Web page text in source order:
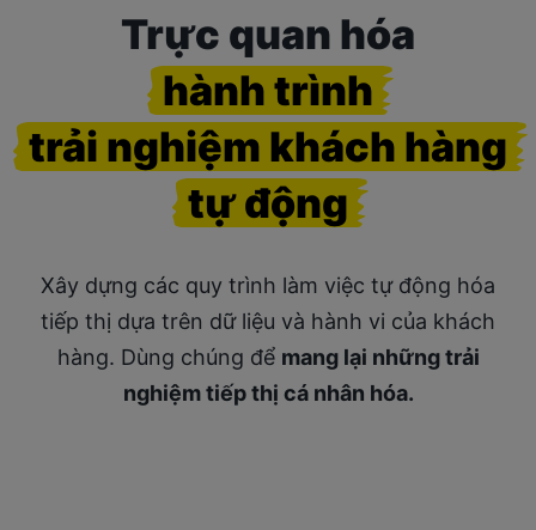
Trực quan hóa
hành trình
trải nghiệm khách hàng
tự động
Xây dựng các quy trình làm việc tự động hóa
tiếp thị dựa trên dữ liệu và hành vi của khách
hàng. Dùng chúng để mang lại những trải
nghiệm tiếp thị cá nhân hóa.